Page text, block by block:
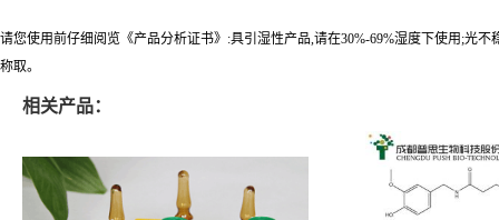
请您使用前仔细阅览《产品分析证书》:具引湿性产品,请在30%-69%湿度下使用;光
称取。
相关产品：